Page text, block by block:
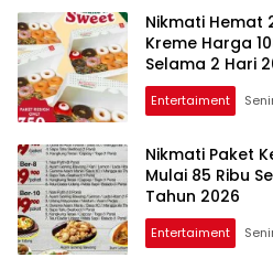
Nikmati Hemat
Kreme Harga
Selama 2 Hari
Entertaiment
Nikmati Paket
Mulai 85 Ribu
Tahun 2026
Entertaiment